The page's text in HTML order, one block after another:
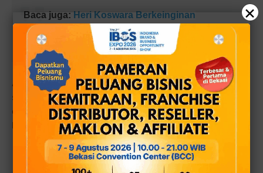
Baca juga: Heri Koswara Berkeinginan
Memajukan Seni Qasidah ke Tingkat Dunia
sebagai Musik Protokoler Kenegaraan
Apalagi sepekan silam anaknya sakit masuk rumah sakit
sehingga hilang banyak kesempatan untuk sosialisasi
dengan warga selama anaknya dirawat di Rumah Sakit,
hingga Rabu 28/6/2023.
×